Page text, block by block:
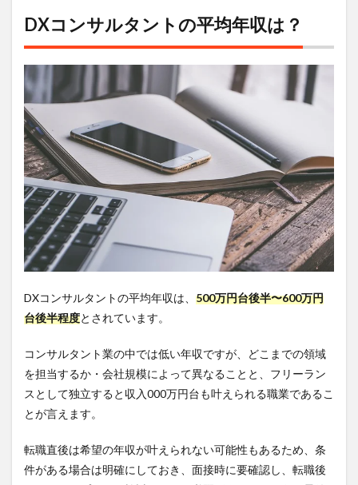
DXコンサルタントの平均年収は？
DXコンサルタントの平均年収は、 500万円台後半〜600万円
台後半程度とされています。
コンサルタント業の中では低い年収ですが、どこまでの領域
を担当するか・会社規模によって異なることと、フリーラン
スとして独立すると収入000万円台も叶えられる職業であるこ
とが言えます。
転職直後は希望の年収が叶えられない可能性もあるため、条
件がある場合は明確にしておき、面接時に要確認し、転職後